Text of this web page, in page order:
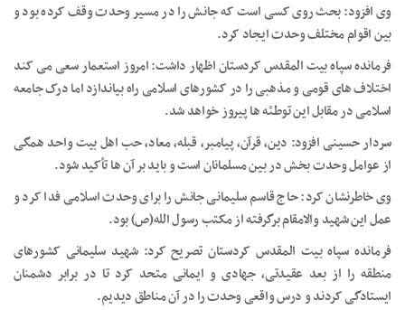
وی افزود: بحث روی کسی است که جانش را در مسیر وحدت وقف کرده بود و
بین اقوام مختلف وحدت ایجاد کرد.
فرمانده سپاه بیت المقدس کردستان اظهار داشت: امروز استعمار سعی می کند
اختلاف های قومی و مذهبی را در کشورهای اسلامی راه بیاندازد اما درک جامعه
اسلامی در مقابل این توطئه ها پیروز خواهد شد.
سردار حسینی افزود: دین، قرآن، پیامبر، قبله، معاد، حب اهل بیت واحد همگی
از عوامل وحدت بخش در بین مسلمانان است و باید بر آن ها تأکید شود.
وی خاطرنشان کرد: حاج قاسم سلیمانی جانش را برای وحدت اسلامی فدا کرد و
عمل این شهید والامقام برگرفته از مکتب رسول الله(ص) بود.
فرمانده سپاه بیت المقدس کردستان تصریح کرد: شهید سلیمانی کشورهای
منطقه را از بعد عقیدتی، جهادی و ایمانی متحد کرد تا در برابر دشمنان
ایستادگی کردند و درس واقعی وحدت را در آن مناطق دیدیم.